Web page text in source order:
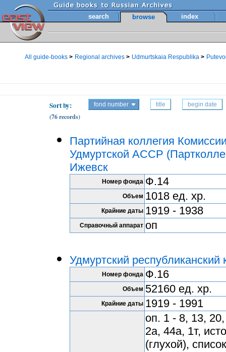
search browse index
All guide-books > Regional archives > Udmurtskaia Respublika >
Sort by: fond number title begin date
(76 records)
Партийная коллегия
Удмуртской АССР
Ижевск
Номер фонда Ф.14
Объем 1018 ед. хр.
Крайние даты 1919 - 1938
Справочный аппарат оп
Удмуртский
Номер фонда Ф.16
Объем 52160 ед. хр.
Крайние даты 1919 - 1991
оп. 1 - 8, 13,
2а, 44а, 1т,
(глухой),